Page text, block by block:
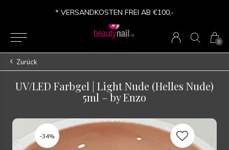
0
* VERSANDKOSTEN FREI AB €100,-
Zurück
UV/LED Farbgel | Light Nude (Helles Nude)
5ml – by Enzo
-34%